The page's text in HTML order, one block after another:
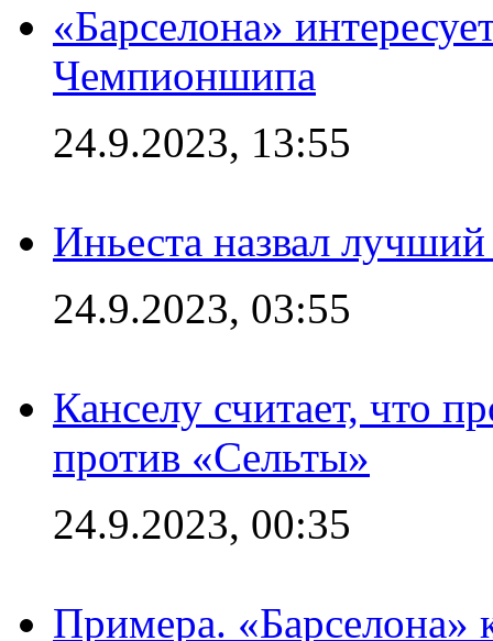
«Барселона»
Чемпионшипа
24.9.2023, 13:55
Иньеста назвал
24.9.2023, 03:55
Канселу считает, что
против «Сельты»
24.9.2023, 00:35
Примера. «Барселона»